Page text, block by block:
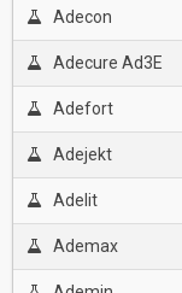
Adecon
Adecure Ad3E
Adefort
Adejekt
Adelit
Ademax